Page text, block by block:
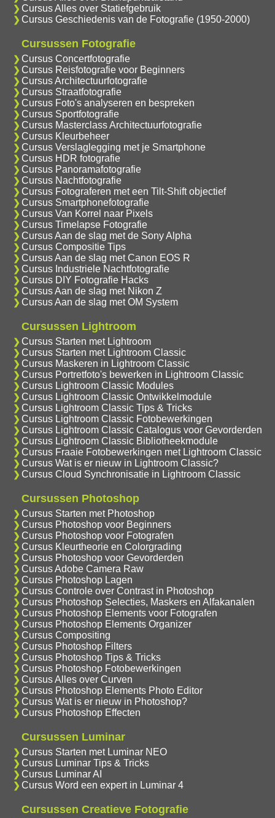
Cursus Alles over Statiefgebruik
Cursus Geschiedenis van de Fotografie (1950-2000)
Cursussen Fotografie
Cursus Concertfotografie
Cursus Reisfotografie voor Beginners
Cursus Architectuurfotografie
Cursus Straatfotografie
Cursus Foto's analyseren en bespreken
Cursus Sportfotografie
Cursus Masterclass Architectuurfotografie
Cursus Kleurbeheer
Cursus Verslaglegging met je Smartphone
Cursus HDR fotografie
Cursus Panoramafotografie
Cursus Nachtfotografie
Cursus Fotograferen met een Tilt-Shift objectief
Cursus Smartphonefotografie
Cursus Van Korrel naar Pixels
Cursus Timelapse Fotografie
Cursus Aan de slag met de Sony Alpha
Cursus Compositie Tips
Cursus Aan de slag met Canon EOS R
Cursus Industriele Nachtfotografie
Cursus DIY Fotografie Hacks
Cursus Aan de slag met Nikon Z
Cursus Aan de slag met OM System
Cursussen Lightroom
Cursus Starten met Lightroom
Cursus Starten met Lightroom Classic
Cursus Maskeren in Lightroom Classic
Cursus Portretfoto's bewerken in Lightroom Classic
Cursus Lightroom Classic Modules
Cursus Lightroom Classic Ontwikkelmodule
Cursus Lightroom Classic Tips & Tricks
Cursus Lightroom Classic Fotobewerkingen
Cursus Lightroom Classic Catalogus voor Gevorderden
Cursus Lightroom Classic Bibliotheekmodule
Cursus Fraaie Fotobewerkingen met Lightroom Classic
Cursus Wat is er nieuw in Lightroom Classic?
Cursus Cloud Synchronisatie in Lightroom Classic
Cursussen Photoshop
Cursus Starten met Photoshop
Cursus Photoshop voor Beginners
Cursus Photoshop voor Fotografen
Cursus Kleurtheorie en Colorgrading
Cursus Photoshop voor Gevorderden
Cursus Adobe Camera Raw
Cursus Photoshop Lagen
Cursus Controle over Contrast in Photoshop
Cursus Photoshop Selecties, Maskers en Alfakanalen
Cursus Photoshop Elements voor Fotografen
Cursus Photoshop Elements Organizer
Cursus Compositing
Cursus Photoshop Filters
Cursus Photoshop Tips & Tricks
Cursus Photoshop Fotobewerkingen
Cursus Alles over Curven
Cursus Photoshop Elements Photo Editor
Cursus Wat is er nieuw in Photoshop?
Cursus Photoshop Effecten
Cursussen Luminar
Cursus Starten met Luminar NEO
Cursus Luminar Tips & Tricks
Cursus Luminar AI
Cursus Word een expert in Luminar 4
Cursussen Creatieve Fotografie